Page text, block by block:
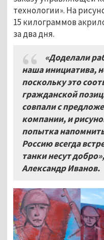
технологии». На
15 килограммов
за два дня.
«Доделали
наша инициатива,
поскольку это
гражданской
совпали с
компании, и
попытка
Россию всегда
танки несут
Александр Иванов.